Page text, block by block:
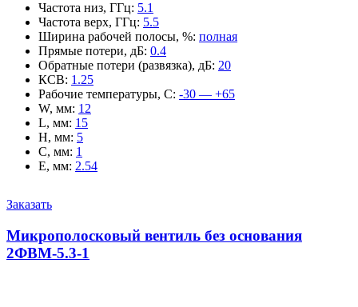
Частота низ, ГГц: 5.1
Частота верх, ГГц: 5.5
Ширина рабочей полосы, %: полная
Прямые потери, дБ: 0.4
Обратные потери (развязка), дБ: 20
КСВ: 1.25
Рабочие температуры, С: -30 — +65
W, мм: 12
L, мм: 15
H, мм: 5
C, мм: 1
E, мм: 2.54
Заказать
Микрополосковый вентиль без основания
2ФВМ-5.3-1